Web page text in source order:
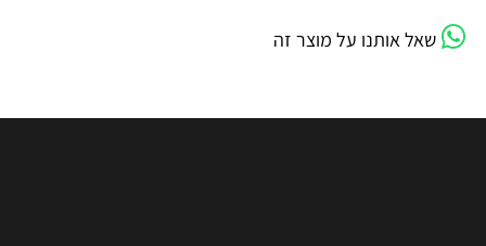
שאל אותנו על מוצר זה